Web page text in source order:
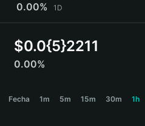
ภาษาไทย
हिन्दी
Español
Português (Brasil)
0.00%
1D
$0.0{5}2211
0.00%
Fecha 1m 5m 15m 30m 1h